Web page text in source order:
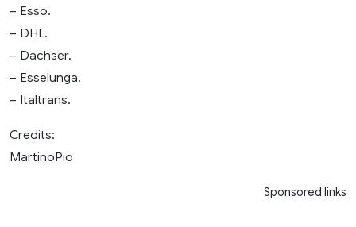
– Esso.
– DHL.
– Dachser.
– Esselunga.
– Italtrans.
Credits:
MartinoPio
Sponsored links